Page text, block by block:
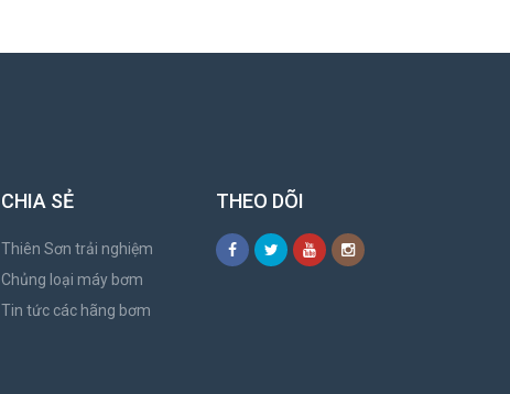
CHIA SẺ
Thiên Sơn trải nghiệm
Chủng loại máy bơm
Tin tức các hãng bơm
THEO DÕI